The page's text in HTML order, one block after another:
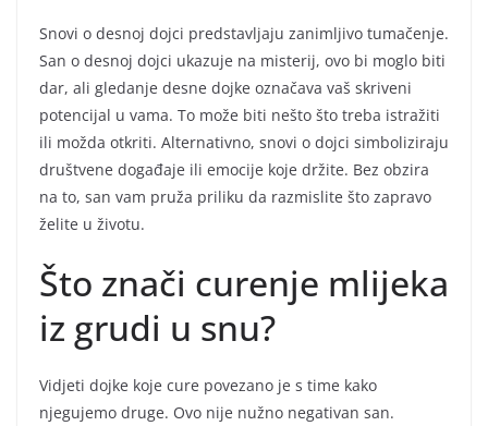
Snovi o desnoj dojci predstavljaju zanimljivo tumačenje.
San o desnoj dojci ukazuje na misterij, ovo bi moglo biti
dar, ali gledanje desne dojke označava vaš skriveni
potencijal u vama. To može biti nešto što treba istražiti
ili možda otkriti. Alternativno, snovi o dojci simboliziraju
društvene događaje ili emocije koje držite. Bez obzira
na to, san vam pruža priliku da razmislite što zapravo
želite u životu.
Što znači curenje mlijeka
iz grudi u snu?
Vidjeti dojke koje cure povezano je s time kako
njegujemo druge. Ovo nije nužno negativan san.